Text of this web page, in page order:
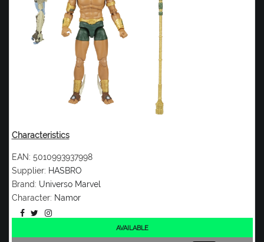
Characteristics
EAN: 5010993937998
Supplier: HASBRO
Brand: Universo Marvel
Character: Namor
AVAILABLE